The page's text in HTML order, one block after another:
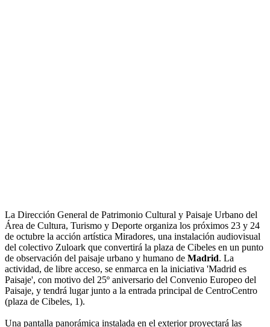
La Dirección General de Patrimonio Cultural y Paisaje Urbano del
Área de Cultura, Turismo y Deporte organiza los próximos 23 y 24
de octubre la acción artística Miradores, una instalación audiovisual
del colectivo Zuloark que convertirá la plaza de Cibeles en un punto
de observación del paisaje urbano y humano de Madrid. La
actividad, de libre acceso, se enmarca en la iniciativa 'Madrid es
Paisaje', con motivo del 25º aniversario del Convenio Europeo del
Paisaje, y tendrá lugar junto a la entrada principal de CentroCentro
(plaza de Cibeles, 1).
Una pantalla panorámica instalada en el exterior proyectará las